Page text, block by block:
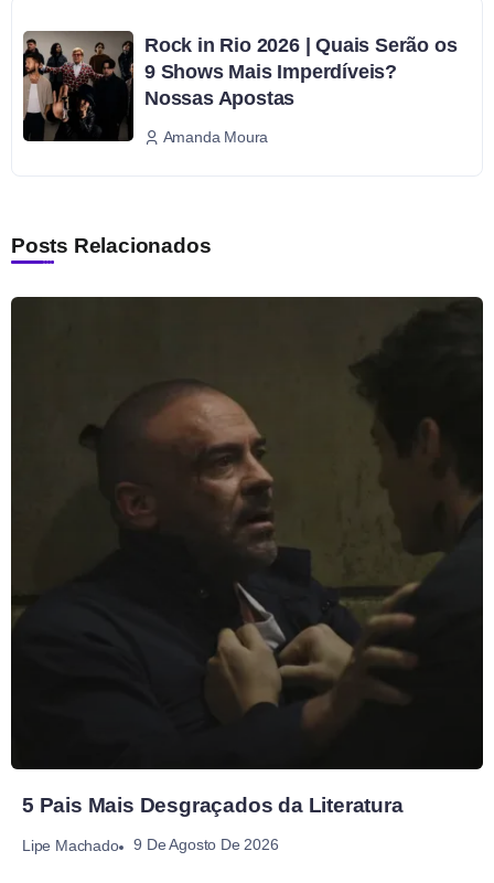
Rock in Rio 2026 | Quais Serão os
9 Shows Mais Imperdíveis?
Nossas Apostas
Amanda Moura
Posts Relacionados
5 Pais Mais Desgraçados da Literatura
Lipe Machado 9 De Agosto De 2026